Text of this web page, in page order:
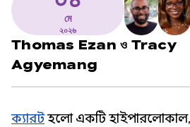
মে
২০২৬
Thomas Ezan ও Tracy
Agyemang
ক্যারটহলো একটি হাইপারলোকাল,